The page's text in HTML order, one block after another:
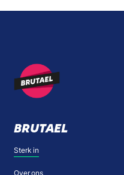
BRUTAEL
Sterk in
Over ons